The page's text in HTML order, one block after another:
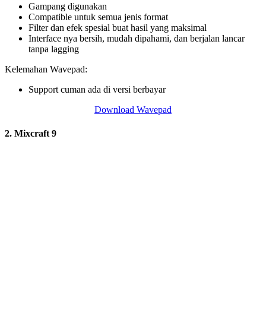
Gampang digunakan
Compatible untuk semua jenis format
Filter dan efek spesial buat hasil yang maksimal
Interface nya bersih, mudah dipahami, dan berjalan lancar
tanpa lagging
Kelemahan Wavepad:
Support cuman ada di versi berbayar
Download Wavepad
2. Mixcraft 9